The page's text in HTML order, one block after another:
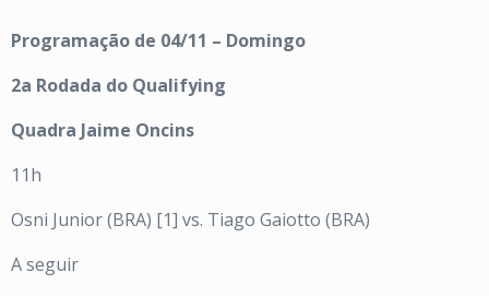
Programação de 04/11 – Domingo
2a Rodada do Qualifying
Quadra Jaime Oncins
11h
Osni Junior (BRA) [1] vs. Tiago Gaiotto (BRA)
A seguir